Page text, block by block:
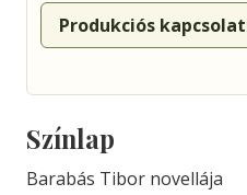
Produkciós
Színlap
Barabás Tibor novellája